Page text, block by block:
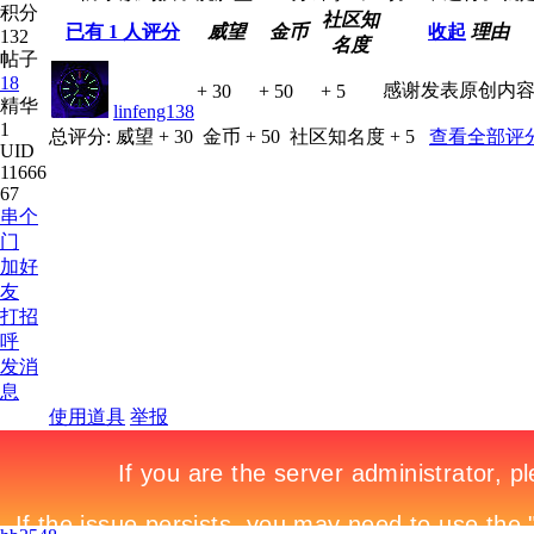
积分
132
帖子
18
精华
1
UID
11666
67
串个
门
加好
友
打招
呼
发消
息
已有 1 人评分 威望 金币
社区知
名度
收起 理由
linfeng138
+ 30 + 50 + 5 感谢发表原创内
总评分: 威望 + 30 金币 + 50 社区知名度 + 5 查看全部评
使用道具 举报